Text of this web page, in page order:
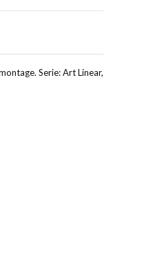
Serie: Art Linear,